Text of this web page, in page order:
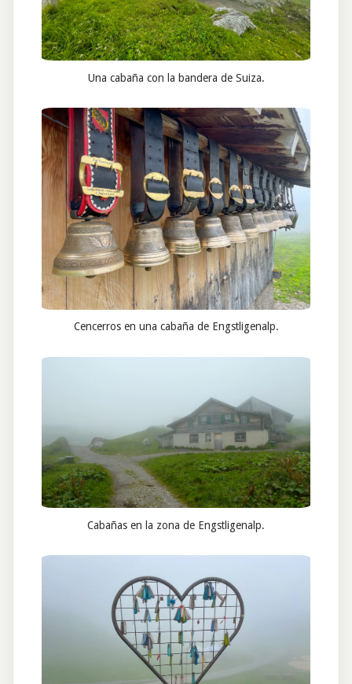
Una cabaña con la bandera de Suiza.
Cencerros en una cabaña de Engstligenalp.
Cabañas en la zona de Engstligenalp.